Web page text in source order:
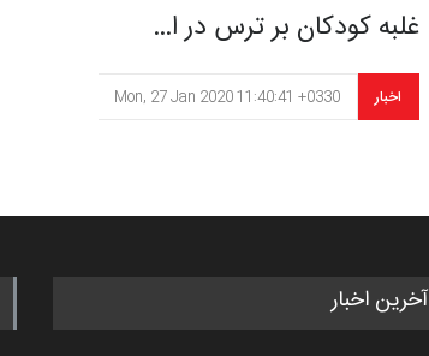
غلبه کودکان بر ترس‌ در ا…
اخبار Mon, 27 Jan 2020 11:40:41 +0330
آخرین اخبار